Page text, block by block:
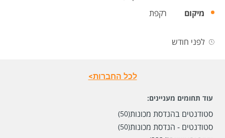
מיקום
רקפת
לפני חודש
לכל החברות>
עוד תחומים מעניינים:
סטודנטים בהנדסת מכונות(50)
סטודנטים - הנדסת מכונות(50)